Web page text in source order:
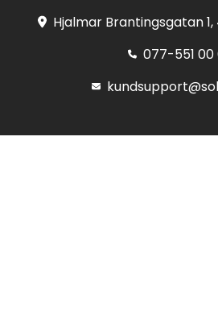
Hjalmar Brantingsgatan
077-551 00